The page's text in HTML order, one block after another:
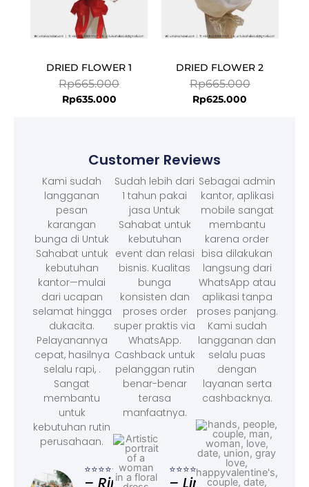
DRIED FLOWER 1
Rp665.000
Rp635.000
DRIED FLOWER 2
Rp665.000
Rp625.000
Customer Reviews
Kami sudah
langganan
pesan
karangan
bunga di Untuk
Sahabat untuk
kebutuhan
kantor—mulai
dari ucapan
selamat hingga
dukacita.
Pelayanannya
cepat, hasilnya
selalu rapi, .
Sangat
membantu
untuk
kebutuhan rutin
perusahaan.
⭐⭐⭐⭐⭐
– Rina,
Sudah lebih dari
1 tahun pakai
jasa Untuk
Sahabat untuk
kebutuhan
event dan relasi
bisnis. Kualitas
bunga
konsisten dan
proses order
super praktis via
WhatsApp.
Cashback untuk
pelanggan rutin
benar-benar
terasa
manfaatnya.
⭐⭐⭐⭐⭐
– Linda,
Sebagai admin
kantor, aplikasi
mobile sangat
membantu
karena order
bisa dilakukan
langsung dari
WhatsApp atau
aplikasi tanpa
proses panjang.
Kami sudah
langganan dan
selalu puas
dengan
layanan serta
cashbacknya.